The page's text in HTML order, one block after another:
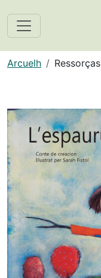
Arcuelh Ressorças